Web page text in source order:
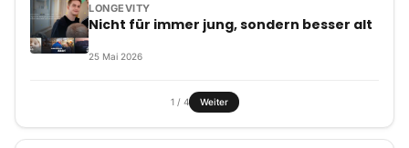
LONGEVITY
Nicht für immer jung, sondern besser alt
25 Mai 2026
1/ 4 Weiter